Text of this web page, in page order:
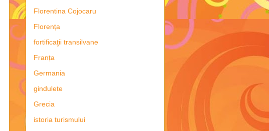
Florentina Cojocaru
Florența
fortificaţii transilvane
Franța
Germania
gindulete
Grecia
istoria turismului